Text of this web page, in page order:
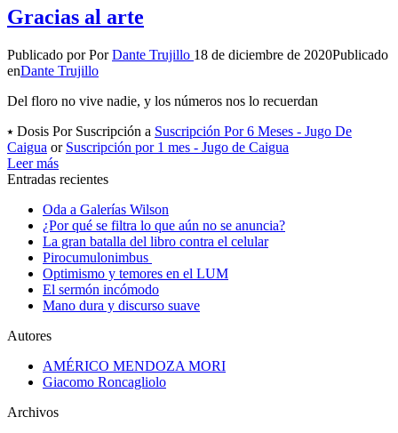
Gracias al arte
Publicado por PorDante Trujillo 18 de diciembre de 2020Publicado
enDante Trujillo
Del floro no vive nadie, y los números nos lo recuerdan
⭑ Dosis Por Suscripción a Suscripción Por 6 Meses - Jugo De
Caigua or Suscripción por 1 mes - Jugo de Caigua
Leer más
Entradas recientes
Oda a Galerías Wilson
¿Por qué se filtra lo que aún no se anuncia?
La gran batalla del libro contra el celular
Pirocumulonimbus
Optimismo y temores en el LUM
El sermón incómodo
Mano dura y discurso suave
Autores
AMÉRICO MENDOZA MORI
Giacomo Roncagliolo
Archivos